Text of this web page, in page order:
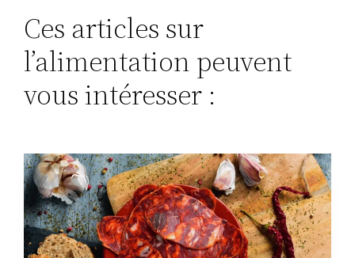
Ces articles sur
l’alimentation peuvent
vous intéresser :